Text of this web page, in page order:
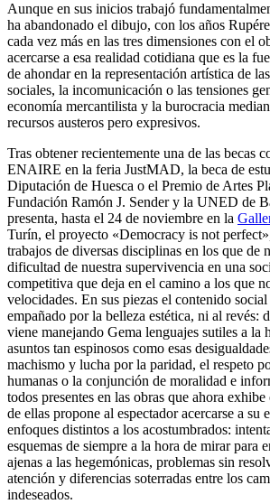
Aunque en sus inicios trabajó
ha abandonado el dibujo, con los años
cada vez más en las tres dimensiones con el
acercarse a esa realidad cotidiana que es la
de ahondar en la representación artística de
sociales, la incomunicación o las tensiones
economía mercantilista y la burocracia
recursos austeros pero expresivos.
Tras obtener recientemente una de las becas
ENAIRE en la feria JustMAD, la beca de
Diputación de Huesca o el Premio de Artes
Fundación Ramón J. Sender y la UNED de
presenta, hasta el 24 de noviembre en la
Turín, el proyecto «Democracy is not
trabajos de diversas disciplinas en los que de
dificultad de nuestra supervivencia en una
competitiva que deja en el camino a los que
velocidades. En sus piezas el contenido
empañado por la belleza estética, ni al revés:
viene manejando Gema lenguajes sutiles a la
asuntos tan espinosos como esas
machismo y lucha por la paridad, el respeto
humanas o la conjunción de moralidad e
todos presentes en las obras que ahora
de ellas propone al espectador acercarse a su
enfoques distintos a los acostumbrados:
esquemas de siempre a la hora de mirar para
ajenas a las hegemónicas, problemas sin
atención y diferencias soterradas entre los
indeseados.